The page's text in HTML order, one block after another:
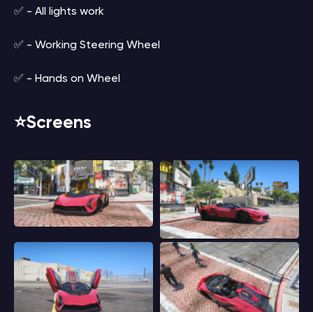
✅ - All lights work
✅ - Working Steering Wheel
✅ - Hands on Wheel
⭐️Screens